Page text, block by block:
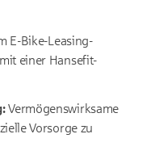
E-Bike-Leasing-
einer Hansefit-
Vermögenswirksame
Vorsorge zu